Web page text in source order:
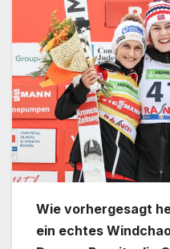
Wie vorhergesagt
ein echtes